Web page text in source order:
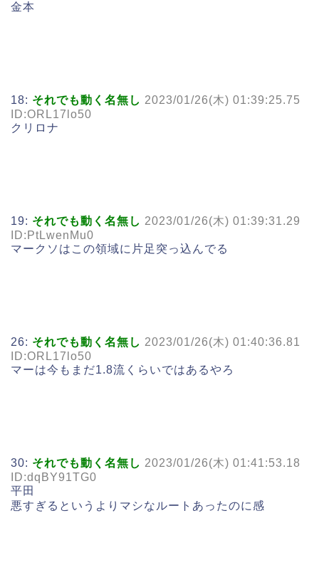
金本
18: それでも動く名無し 2023/01/26(木) 01:39:25.75
ID:ORL17lo50
クリロナ
19: それでも動く名無し 2023/01/26(木) 01:39:31.29
ID:PtLwenMu0
マークソはこの領域に片足突っ込んでる
26: それでも動く名無し 2023/01/26(木) 01:40:36.81
ID:ORL17lo50
マーは今もまだ1.8流くらいではあるやろ
30: それでも動く名無し 2023/01/26(木) 01:41:53.18
ID:dqBY91TG0
平田
悪すぎるというよりマシなルートあったのに感